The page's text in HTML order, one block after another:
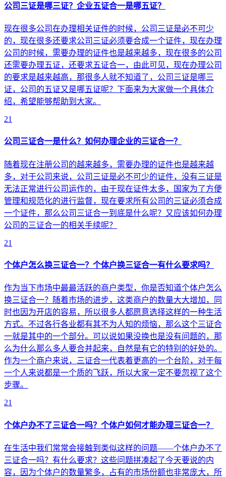
公司三证是哪三证？企业五证合一是哪五证？
现在很多公司在办理相关证件的时候，公司三证是必不可少
的，现在很多还要求公司三证必须要合成一个证件，现在办理
公司的时候，需要办理的证件也是越来越多，现在很多的公司
还需要办理五证，还要求五证合一，由此可见，现在办理公司
的要求是越来越高，那很多人就不知道了，公司三证是哪三
证，公司的五证又是哪五证呢？下面来为大家做一个具体介
绍，希望能够帮助到大家。
21
公司三证合一是什么？如何办理企业的三证合一？
随着现在注册公司的越来越多，需要办理的证件也是越来越
多，对于公司来说，公司三证是必不可少的证件，没有三证是
无法正常进行公司运作的，由于现在证件太多，国家为了方便
管理和规范化的进行监督，现在要求所有公司的三证必须合成
一个证件，那么公司三证合一到底是什么呢？又应该如何办理
公司的三证合一的相关手续呢？
21
个体户怎么换三证合一？个体户换三证合一有什么要求吗？
作为当下市场中最最活跃的商户类型，你是否知道个体户怎么
换三证合一？随着市场的进步，这类商户的数量大大增加，同
时也因为开店的容易，所以很多人都愿意选择这样的一种生活
方式。不过各行各业都有其不为人知的烦恼，那么这个三证合
一就是其中的一个部分。可以说如果没换也是没有问题的，那
么为什么那么多人要合并起来，自然是有它的特别的好处的。
作为一个商户来说，三证合一代表着更高的一个台阶，对于每
一个人来说都是一个质的飞跃，所以大家一定不要忽视了这个
步骤。
21
个体户办不了三证合一吗？个体户如何才能办理三证合一？
在生活中我们常常会接触到类似这样的问题——个体户办不了
三证合一吗？有什么要求？这些问题拼凑起了今天要说的内
容，因为个体户的数量繁多，占有的市场份额也非常庞大，所